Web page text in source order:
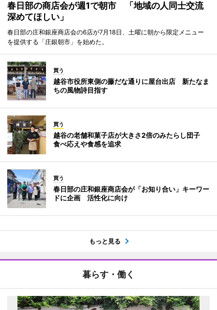
春日部の商店会が週1で朝市 「地域の人同士交流
深めてほしい」
春日部の庄和銀座商店会の6店が7月18日、土曜に朝から限定メニュー
を提供する「庄銀朝市」を始めた。
買う
越谷市役所東側の藤だな通りに屋台出店 新たなま
ちの風物詩目指す
買う
越谷の老舗和菓子店が大きさ2倍のみたらし団子
食べ応えや食感を追求
買う
春日部の庄和銀座商店会が「お知り合い」キーワー
ドに企画 活性化に向け
もっと見る
暮らす・働く